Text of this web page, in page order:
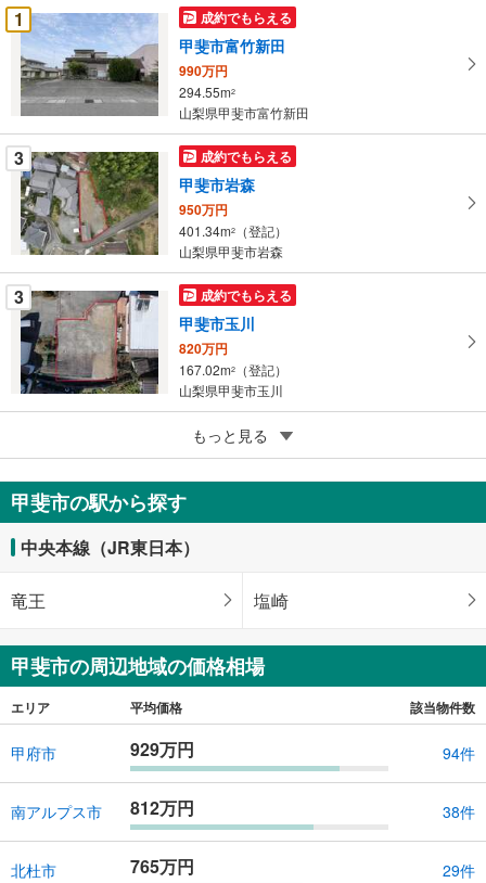
件
を
マ
イ
ペ
ー
ジ
に
保
存
す
る
1 成約でもらえる
甲斐市富竹新田
990万円
294.55m2
山梨県甲斐市富竹新田
3 成約でもらえる
甲斐市岩森
950万円
401.34m2
（登記）
山梨県甲斐市岩森
3 成約でもらえる
甲斐市玉川
820万円
167.02m2
（登記）
山梨県甲斐市玉川
成約でもらえる
甲斐市團子新居
320万円
507m
山梨県甲斐市團子新居
もっと見る
甲斐市の駅から探す
中央本線（JR東日本）
竜王 塩崎
甲斐市の周辺地域の価格相場
エリア 平均価格 該当物件数
甲府市 929万円 94件
南アルプス市 812万円 38件
北杜市 765万円 29件